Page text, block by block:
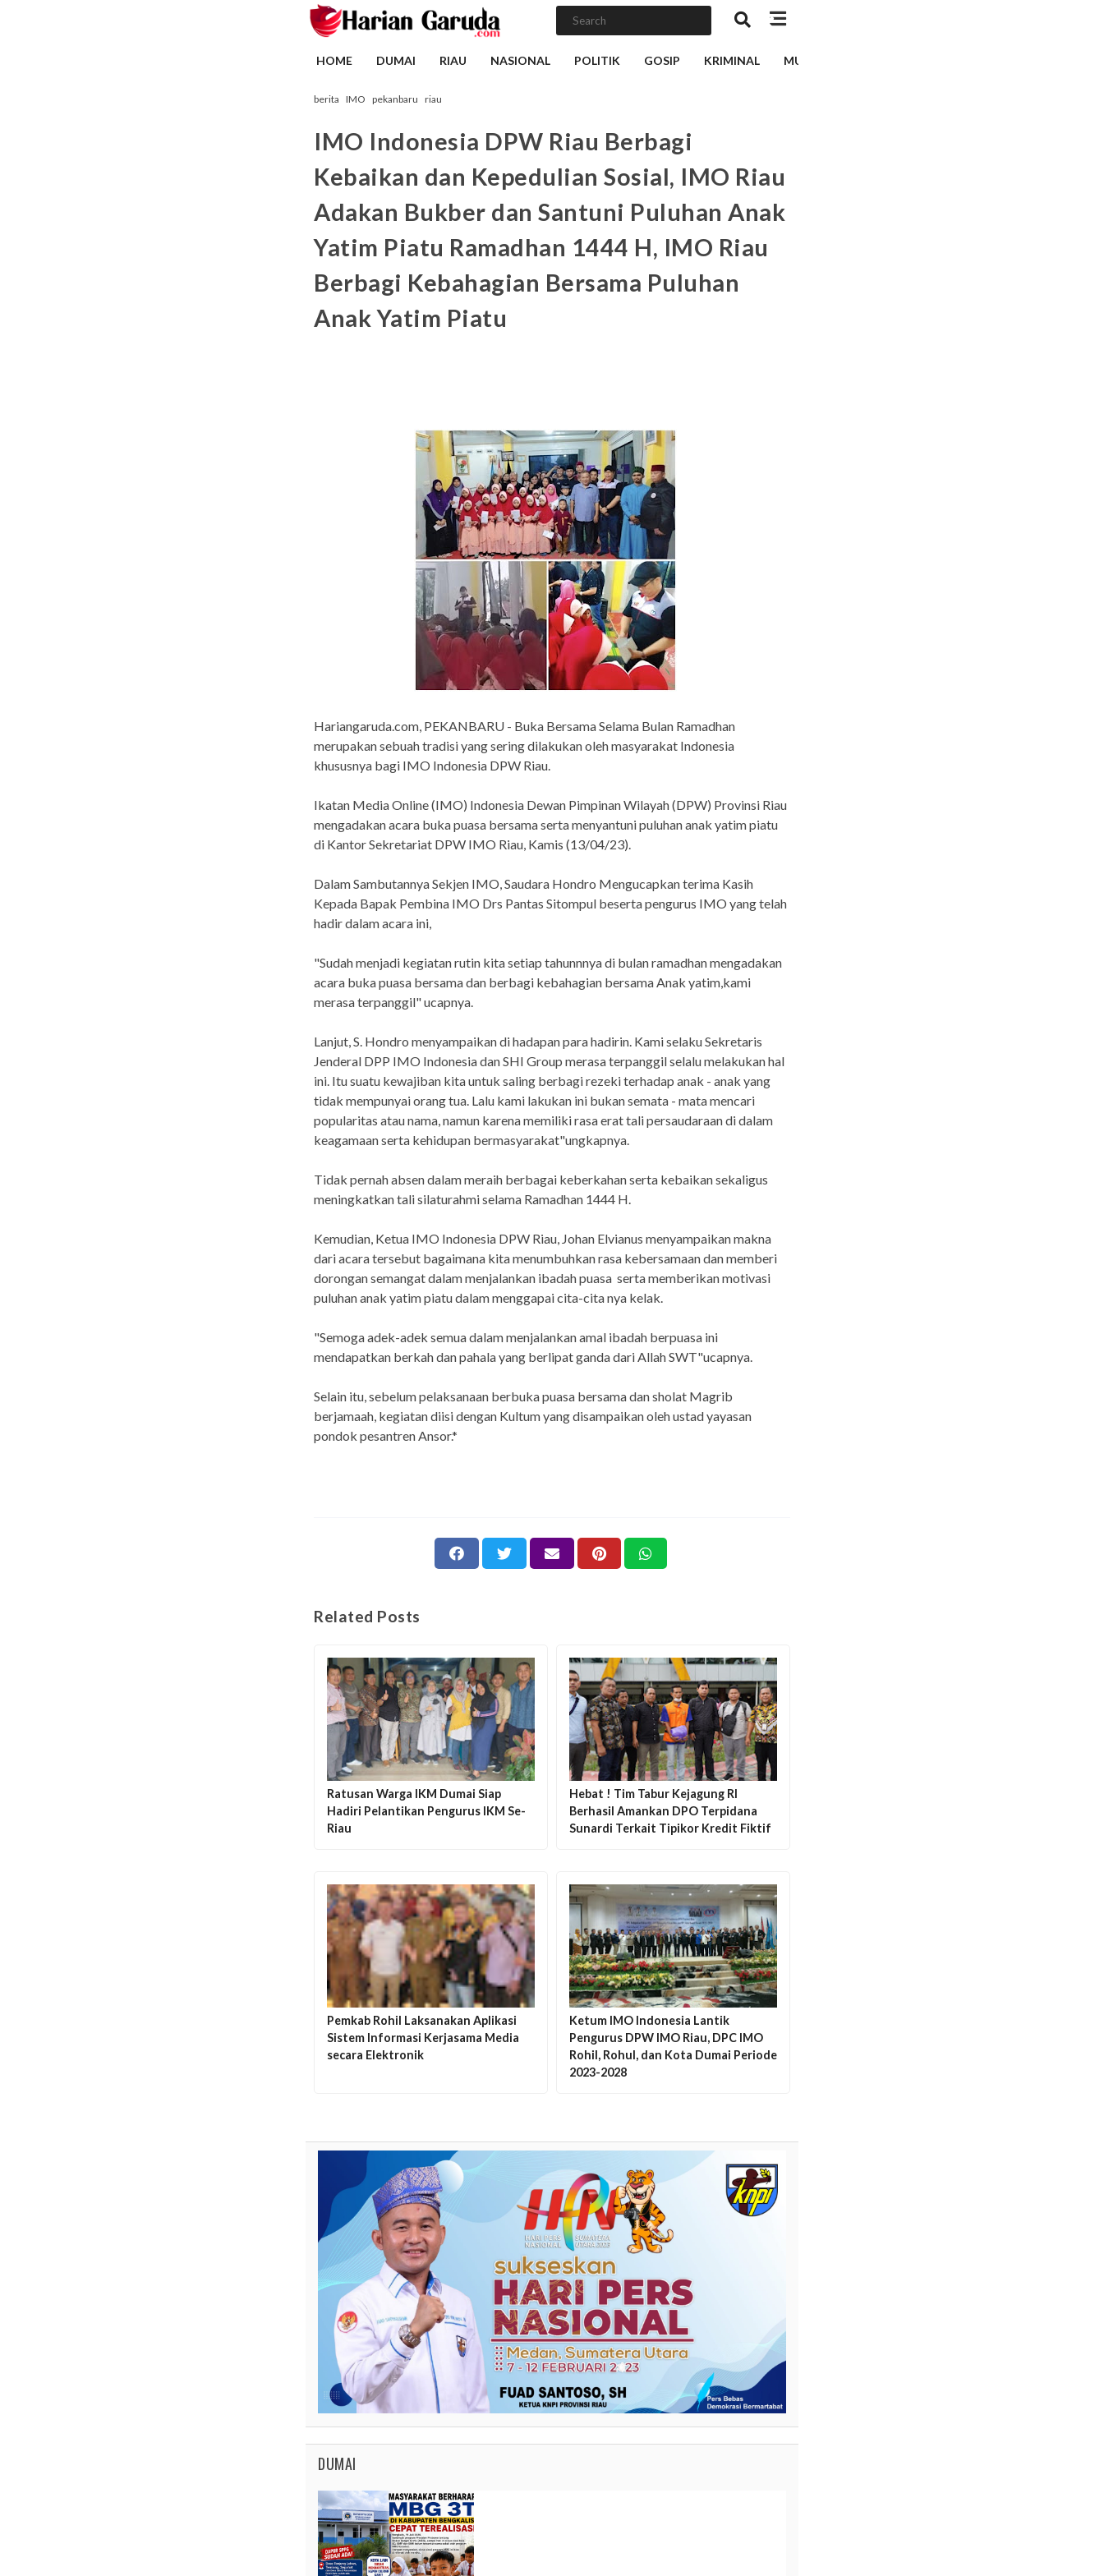
HOME DUMAI RIAU NASIONAL POLITIK GOSIP KRIMINAL MUSIK
berita IMO pekanbaru riau
IMO Indonesia DPW Riau Berbagi
Kebaikan dan Kepedulian Sosial, IMO Riau
Adakan Bukber dan Santuni Puluhan Anak
Yatim Piatu Ramadhan 1444 H, IMO Riau
Berbagi Kebahagian Bersama Puluhan
Anak Yatim Piatu
Hariangaruda.com, PEKANBARU - Buka Bersama Selama Bulan Ramadhan
merupakan sebuah tradisi yang sering dilakukan oleh masyarakat Indonesia
khususnya bagi IMO Indonesia DPW Riau.
Ikatan Media Online (IMO) Indonesia Dewan Pimpinan Wilayah (DPW) Provinsi Riau
mengadakan acara buka puasa bersama serta menyantuni puluhan anak yatim piatu
di Kantor Sekretariat DPW IMO Riau, Kamis (13/04/23).
Dalam Sambutannya Sekjen IMO, Saudara Hondro Mengucapkan terima Kasih
Kepada Bapak Pembina IMO Drs Pantas Sitompul beserta pengurus IMO yang telah
hadir dalam acara ini,
"Sudah menjadi kegiatan rutin kita setiap tahunnnya di bulan ramadhan mengadakan
acara buka puasa bersama dan berbagi kebahagian bersama Anak yatim,kami
merasa terpanggil" ucapnya.
Lanjut, S. Hondro menyampaikan di hadapan para hadirin. Kami selaku Sekretaris
Jenderal DPP IMO Indonesia dan SHI Group merasa terpanggil selalu melakukan hal
ini. Itu suatu kewajiban kita untuk saling berbagi rezeki terhadap anak - anak yang
tidak mempunyai orang tua. Lalu kami lakukan ini bukan semata - mata mencari
popularitas atau nama, namun karena memiliki rasa erat tali persaudaraan di dalam
keagamaan serta kehidupan bermasyarakat"ungkapnya.
Tidak pernah absen dalam meraih berbagai keberkahan serta kebaikan sekaligus
meningkatkan tali silaturahmi selama Ramadhan 1444 H.
Kemudian, Ketua IMO Indonesia DPW Riau, Johan Elvianus menyampaikan makna
dari acara tersebut bagaimana kita menumbuhkan rasa kebersamaan dan memberi
dorongan semangat dalam menjalankan ibadah puasa serta memberikan motivasi
puluhan anak yatim piatu dalam menggapai cita-cita nya kelak.
"Semoga adek-adek semua dalam menjalankan amal ibadah berpuasa ini
mendapatkan berkah dan pahala yang berlipat ganda dari Allah SWT"ucapnya.
Selain itu, sebelum pelaksanaan berbuka puasa bersama dan sholat Magrib
berjamaah, kegiatan diisi dengan Kultum yang disampaikan oleh ustad yayasan
pondok pesantren Ansor.*
Related Posts
Ratusan Warga IKM Dumai Siap
Hadiri Pelantikan Pengurus IKM Se-
Riau
Hebat ! Tim Tabur Kejagung RI
Berhasil Amankan DPO Terpidana
Sunardi Terkait Tipikor Kredit Fiktif
Pemkab Rohil Laksanakan Aplikasi
Sistem Informasi Kerjasama Media
secara Elektronik
Ketum IMO Indonesia Lantik
Pengurus DPW IMO Riau, DPC IMO
Rohil, Rohul, dan Kota Dumai Periode
2023-2028
DUMAI